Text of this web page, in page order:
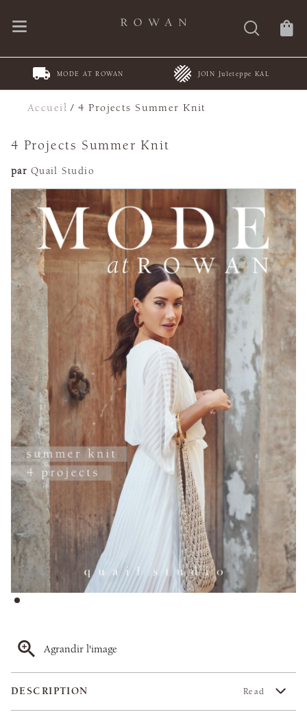
MODE AT ROWAN JOIN Juleteppe KAL
Accueil /4 Projects Summer Knit
4 Projects Summer Knit
par Quail Studio
Agrandir l'image
DESCRIPTION Read